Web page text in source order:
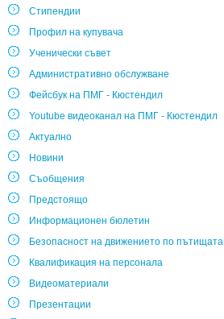
Стипендии
Профил на купувача
Ученически съвет
Административно обслужване
Фейсбук на ПМГ - Кюстендил
Youtube видеоканал на ПМГ - Кюстендил
Актуално
Новини
Съобщения
Предстоящо
Информационен бюлетин
Безопасност на движението по пътищата
Квалификация на персонала
Видеоматериали
Презентации